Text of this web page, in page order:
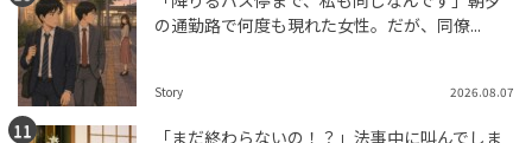
の通勤路で何度も現れた女性。だが、同僚...
Story 2026.08.07
「まだ終わらないの！？」法事中に叫んでしま